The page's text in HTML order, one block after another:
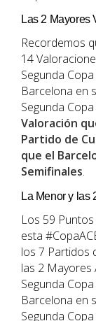
Las 2 Mayores
Recordemos
14
Segunda
Barcelona en
Segunda Copa
Valoración
Partido de
que el
Semifinales.
La Menor y las
Los 59
esta
los 7 Partidos
las 2 Mayores
Segunda
Barcelona en
Segunda